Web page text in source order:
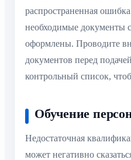
распространенная
необходимые документы
оформлены. Проводите
документов перед
контрольный список,
Обучение
Недостаточная
может негативно